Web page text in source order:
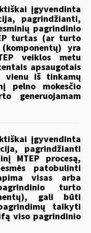
įgyvendinta
pagrindžianti,
pagrindinio
turtas (ar turto
yra
veiklos metu
apsaugotais
vienu iš tinkamų
pelno mokesčio
generuojamam
įgyvendinta
pagrindžianti
MTEP procesą,
patobulinti
visas arba
turto
gali būti
taikyti
viso pagrindinio